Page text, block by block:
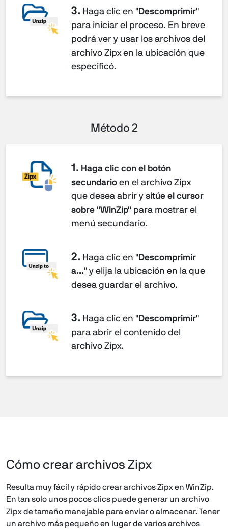
3. Haga clic en "Descomprimir"
para iniciar el proceso. En breve
podrá ver y usar los archivos del
archivo Zipx en la ubicación que
especificó.
Método 2
1. Haga clic con el botón
secundario en el archivo Zipx
que desea abrir y sitúe el cursor
sobre "WinZip" para mostrar el
menú secundario.
2. Haga clic en "Descomprimir
a..." y elija la ubicación en la que
desea guardar el archivo.
3. Haga clic en "Descomprimir"
para abrir el contenido del
archivo Zipx.
Cómo crear archivos Zipx
Resulta muy fácil y rápido crear archivos Zipx en WinZip.
En tan solo unos pocos clics puede generar un archivo
Zipx de tamaño manejable para enviar o almacenar. Tener
un archivo más pequeño en lugar de varios archivos